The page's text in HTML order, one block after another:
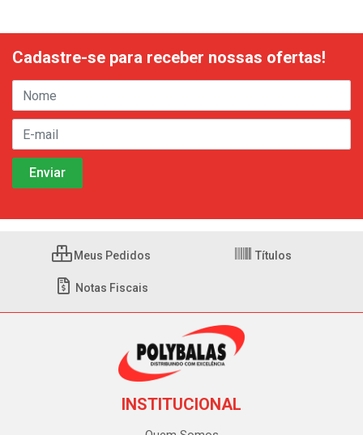
Cadastre-se para receber nossas ofertas!
Meus Pedidos Títulos
Notas Fiscais
INSTITUCIONAL